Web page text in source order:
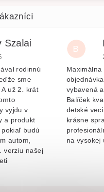
Szalai
je 5 z 5 hvězdiček.
rodinnú
sme
už 2. krát
vyjdu v
a produkt
budú
autom,
verziu našej
B
vybavená
Balíček
detské
krásne
na vysokej